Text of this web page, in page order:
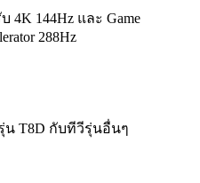
4K 144Hz และ Game
288Hz
น T8D กับทีวีรุ่นอื่นๆ